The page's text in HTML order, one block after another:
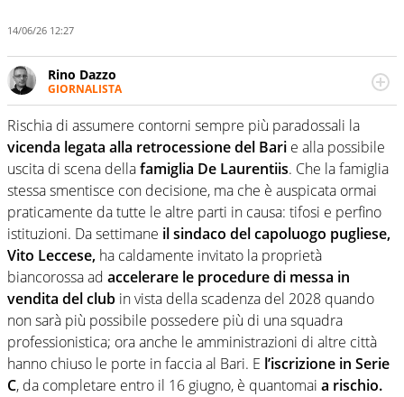
14/06/26 12:27
Rino Dazzo
GIORNALISTA
Se mai ci fosse modo di traslare il glossario del calcio in
una nicchia di esperti, lui ne farebbe parte. Non si perde
una svista arbitrale né gli umori social del mondo delle
curve
Rischia di assumere contorni sempre più paradossali la
vicenda legata alla retrocessione del Bari e alla possibile
uscita di scena dellafamiglia De Laurentiis. Che la famiglia
stessa smentisce con decisione, ma che è auspicata ormai
praticamente da tutte le altre parti in causa: tifosi e perfino
istituzioni. Da settimane il sindaco del capoluogo pugliese,
Vito Leccese, ha caldamente invitato la proprietà
biancorossa ad accelerare le procedure di messa in
vendita del club in vista della scadenza del 2028 quando
non sarà più possibile possedere più di una squadra
professionistica; ora anche le amministrazioni di altre città
hanno chiuso le porte in faccia al Bari. E l’iscrizione in Serie
C, da completare entro il 16 giugno, è quantomai a rischio.